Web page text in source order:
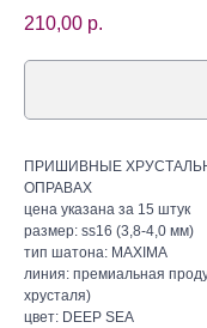
210,00 р.
ПРИШИВНЫЕ
ОПРАВАХ
цена указана за 15 штук
размер: ss16 (3,8-4,0 мм)
тип шатона: MAXIMA
линия: премиальная
хрусталя)
цвет: DEEP SEA